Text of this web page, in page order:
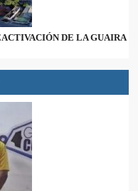
DE LA GUAIRA